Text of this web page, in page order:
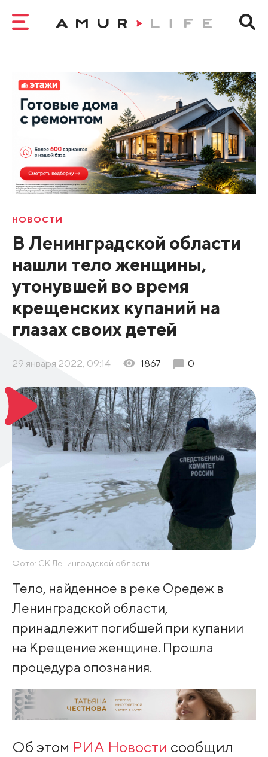
НОВОСТИ
В Ленинградской области
нашли тело женщины,
утонувшей во время
крещенских купаний на
глазах своих детей
29 января 2022, 09:14 1867 0
Фото: СК Ленинградской области
Тело, найденное в реке Оредеж в
Ленинградской области,
принадлежит погибшей при купании
на Крещение женщине. Прошла
процедура опознания.
Об этом РИА Новости сообщил